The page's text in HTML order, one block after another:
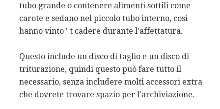
tubo grande o contenere alimenti sottili come
carote e sedano nel piccolo tubo interno, così
hanno vinto ' t cadere durante l'affettatura.
Questo include un disco di taglio e un disco di
triturazione, quindi questo può fare tutto il
necessario, senza includere molti accessori extra
che dovrete trovare spazio per l'archiviazione.